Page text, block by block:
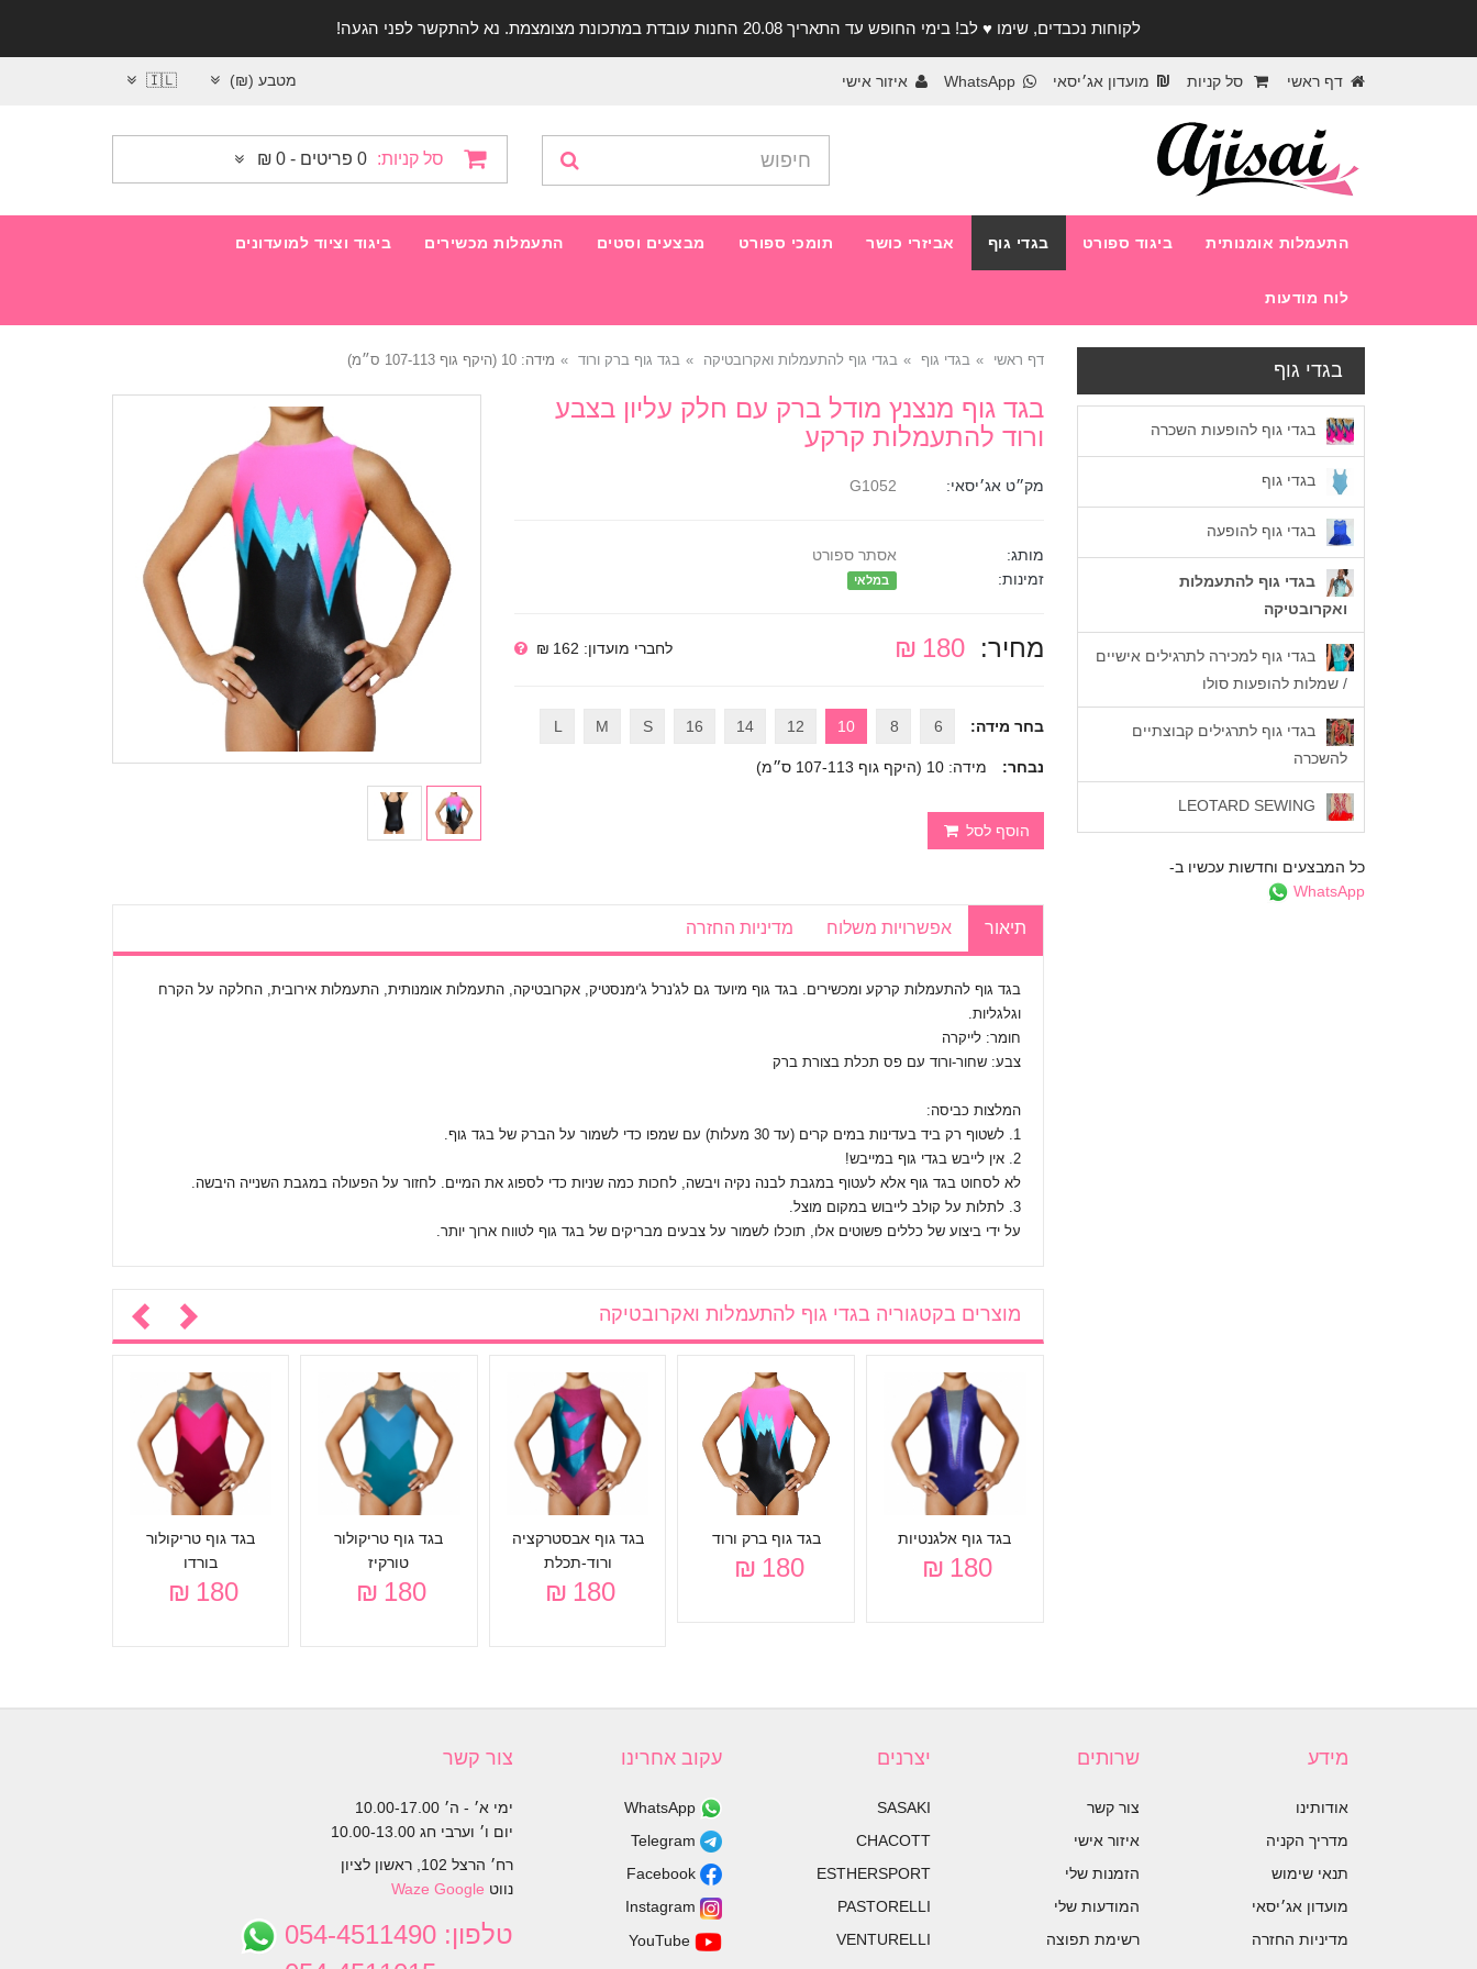
לקוחות נכבדים, שימו ♥️ לב! בימי החופש עד התאריך 20.08 החנות עובדת במתכונת מצומצמת. נא להתקשר לפני הגעה!
דף ראשי סל קניות מועדון אג׳יסאי WhatsApp איזור אישי מטבע (₪) 🇮🇱
סל קניות: 0 פריטים - 0 ₪
התעמלות אומנותית ביגוד ספורט בגדי גוף אביזרי כושר תומכי ספורט מבצעים וסטים התעמלות מכשירים ביגוד וציוד למועדונים
לוח מודעות
דף ראשי בגדי גוף בגדי גוף להתעמלות ואקרובטיקה בגד גוף ברק ורוד מידה: 10 (היקף גוף 107-113 ס״מ)
בגד גוף מנצנץ מודל ברק עם חלק עליון בצבע
ורוד להתעמלות קרקע
מק״ט אג׳יסאי:
מותג:
אסתר ספורט
זמינות:
במלאי
מחיר: 180 ₪ לחברי מועדון: 162 ₪
בחר מידה: 6
8
10
12
14
16
S
M
L
נבחר: מידה: 10 (היקף גוף 107-113 ס״מ)
הוסף לסל
תיאור אפשרויות משלוח מדיניות החזרה
בגד גוף להתעמלות קרקע ומכשירים. בגד גוף מיועד גם לג'נרל ג'ימנסטיק, אקרובטיקה, התעמלות אומנותית, התעמלות אירובית, החלקה על הקרח
וגלגליות.
חומר: לייקרה
צבע: שחור-ורוד עם פס תכלת בצורת ברק
המלצות כביסה:
1. לשטוף רק ביד בעדינות במים קרים (עד 30 מעלות) עם שמפו כדי לשמור על הברק של בגד גוף.
2. אין לייבש בגדי גוף במייבש!
לא לסחוט בגד גוף אלא לעטוף במגבת לבנה נקיה ויבשה, לחכות כמה שניות כדי לספוג את המיים. לחזור על הפעולה במגבת השנייה היבשה.
3. לתלות על קולב לייבוש במקום מוצל.
על ידי ביצוע של כללים פשוטים אלו, תוכלו לשמור על צבעים מבריקים של בגד גוף לטווח ארוך יותר.
מוצרים בקטגוריה בגדי גוף להתעמלות ואקרובטיקה
בגד גוף אלגנטיות
180 ₪
בגד גוף ברק ורוד
180 ₪
בגד גוף אבסטרקציה
ורוד-תכלת
180 ₪
בגד גוף טריקולור
טורקיז
180 ₪
בגד גוף טריקולור
בורדו
180 ₪
בגדי גוף
בגדי גוף להופעות השכרה
בגדי גוף
בגדי גוף להופעה
בגדי גוף להתעמלות
ואקרובטיקה
בגדי גוף למכירה לתרגילים אישיים
/ שמלות להופעות סולו
בגדי גוף לתרגילים קבוצתיים
להשכרה
כל המבצעים וחדשות עכשיו ב-
WhatsApp
מידע
אודותינו
מדריך הקניה
תנאי שימוש
מועדון אג׳יסאי
מדיניות החזרה
שרותים
צור קשר
איזור אישי
הזמנות שלי
המודעות שלי
רשימת תפוצה
יצרנים
SASAKI
CHACOTT
ESTHERSPORT
PASTORELLI
VENTURELLI
עקוב אחרינו צור קשר
ימי א׳ - ה׳ 10.00-17.00
יום ו׳ וערבי חג 10.00-13.00
רח׳ הרצל 102, ראשון לציון
נווט
Waze Google
טלפון: 054-4511490